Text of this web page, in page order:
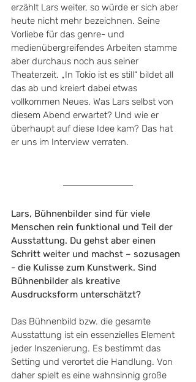
erzählt Lars weiter, so würde er sich aber
heute nicht mehr bezeichnen. Seine
Vorliebe für das genre- und
medienübergreifendes Arbeiten stamme
aber durchaus noch aus seiner
Theaterzeit. „In Tokio ist es still“ bildet all
das ab und kreiert dabei etwas
vollkommen Neues. Was Lars selbst von
diesem Abend erwartet? Und wie er
überhaupt auf diese Idee kam? Das hat
er uns im Interview verraten.
Lars, Bühnenbilder sind für viele
Menschen rein funktional und Teil der
Ausstattung. Du gehst aber einen
Schritt weiter und machst – sozusagen
- die Kulisse zum Kunstwerk. Sind
Bühnenbilder als kreative
Ausdrucksform unterschätzt?
Das Bühnenbild bzw. die gesamte
Ausstattung ist ein essenzielles Element
jeder Inszenierung. Es bestimmt das
Setting und verortet die Handlung. Von
daher spielt es eine wahnsinnig große